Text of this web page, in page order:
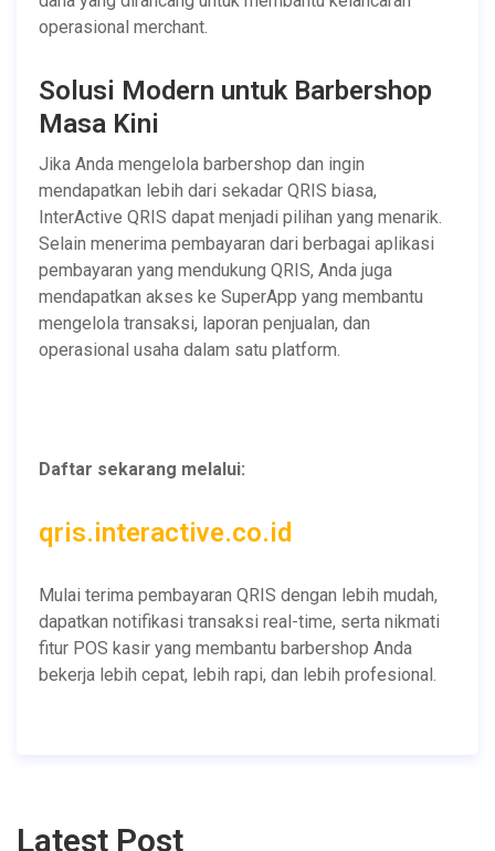
operasional merchant.
Solusi Modern untuk Barbershop
Masa Kini
Jika Anda mengelola barbershop dan ingin
mendapatkan lebih dari sekadar QRIS biasa,
InterActive QRIS dapat menjadi pilihan yang menarik.
Selain menerima pembayaran dari berbagai aplikasi
pembayaran yang mendukung QRIS, Anda juga
mendapatkan akses ke SuperApp yang membantu
mengelola transaksi, laporan penjualan, dan
operasional usaha dalam satu platform.
Daftar sekarang melalui:
qris.interactive.co.id
Mulai terima pembayaran QRIS dengan lebih mudah,
dapatkan notifikasi transaksi real-time, serta nikmati
fitur POS kasir yang membantu barbershop Anda
bekerja lebih cepat, lebih rapi, dan lebih profesional.
Latest Post